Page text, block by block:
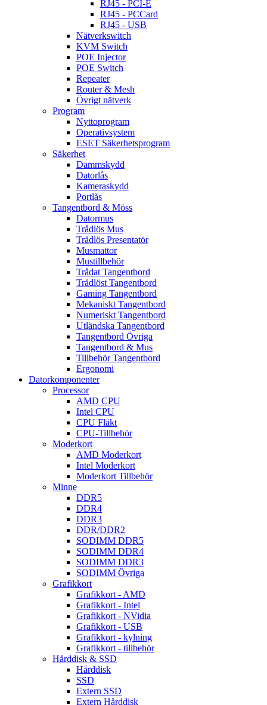
RJ45 - PCI-E
RJ45 - PCCard
RJ45 - USB
Nätverkswitch
KVM Switch
POE Injector
POE Switch
Repeater
Router & Mesh
Övrigt nätverk
Program
Nyttoprogram
Operativsystem
ESET Säkerhetsprogram
Säkerhet
Dammskydd
Datorlås
Kameraskydd
Portlås
Tangentbord & Möss
Datormus
Trådlös Mus
Trådlös Presentatör
Musmattor
Mustillbehör
Trådat Tangentbord
Trådlöst Tangentbord
Gaming Tangentbord
Mekaniskt Tangentbord
Numeriskt Tangentbord
Utländska Tangentbord
Tangentbord Övriga
Tangentbord & Mus
Tillbehör Tangentbord
Ergonomi
Datorkomponenter
Processor
AMD CPU
Intel CPU
CPU Fläkt
CPU-Tillbehör
Moderkort
AMD Moderkort
Intel Moderkort
Moderkort Tillbehör
Minne
DDR5
DDR4
DDR3
DDR/DDR2
SODIMM DDR5
SODIMM DDR4
SODIMM DDR3
SODIMM Övriga
Grafikkort
Grafikkort - AMD
Grafikkort - Intel
Grafikkort - NVidia
Grafikkort - USB
Grafikkort - kylning
Grafikkort - tillbehör
Hårddisk & SSD
Hårddisk
SSD
Extern SSD
Extern Hårddisk